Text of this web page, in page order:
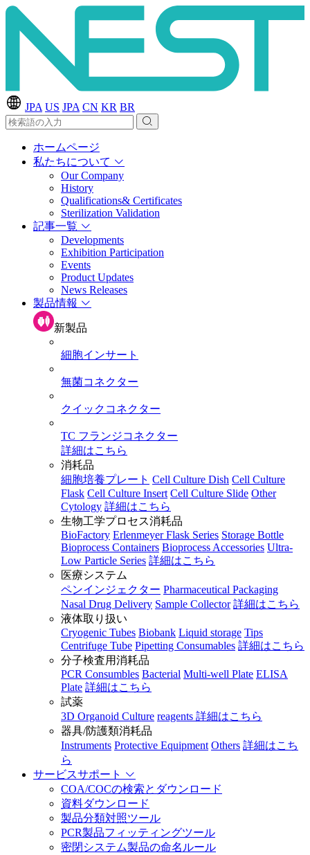
JPA US JPA CN KR BR
ホームページ
私たちについて
Our Company
History
Qualifications& Certificates
Sterilization Validation
記事一覧
Developments
Exhibition Participation
Events
Product Updates
News Releases
製品情報
新製品
細胞インサート
無菌コネクター
クイックコネクター
TC フランジコネクター
詳細はこちら
消耗品
細胞培養プレート Cell Culture Dish Cell Culture
Flask Cell Culture Insert Cell Culture Slide Other
Cytology 詳細はこちら
生物工学プロセス消耗品
BioFactory Erlenmeyer Flask Series Storage Bottle
Bioprocess Containers Bioprocess Accessories Ultra-
Low Particle Series 詳細はこちら
医療システム
ペンインジェクター Pharmaceutical Packaging
Nasal Drug Delivery Sample Collector 詳細はこちら
液体取り扱い
Cryogenic Tubes Biobank Liquid storage Tips
Centrifuge Tube Pipetting Consumables 詳細はこちら
分子検査用消耗品
PCR Consumbles Bacterial Multi-well Plate ELISA
Plate 詳細はこちら
試薬
3D Organoid Culture reagents 詳細はこちら
器具/防護類消耗品
Instruments Protective Equipment Others 詳細はこち
ら
サービスサポート
COA/COCの検索とダウンロード
資料ダウンロード
製品分類対照ツール
PCR製品フィッティングツール
密閉システム製品の命名ルール